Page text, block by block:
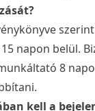
napon belül.
8
kell a